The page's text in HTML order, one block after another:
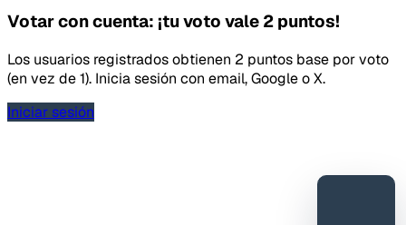
Votar con cuenta: ¡tu voto vale 2 puntos!
Los usuarios registrados obtienen 2 puntos base por voto
(en vez de 1). Inicia sesión con email, Google o X.
Iniciar sesión